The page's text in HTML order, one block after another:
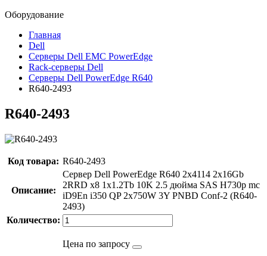
Оборудование
Главная
Dell
Серверы Dell EMC PowerEdge
Rack-серверы Dell
Серверы Dell PowerEdge R640
R640-2493
R640-2493
Код товара: R640-2493
Описание:
Сервер Dell PowerEdge R640 2x4114 2x16Gb
2RRD x8 1x1.2Tb 10K 2.5 дюйма SAS H730p mc
iD9En i350 QP 2x750W 3Y PNBD Conf-2 (R640-
2493)
Количество:
Цена по запросу